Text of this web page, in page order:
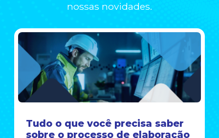
nossas novidades.
Tudo o que você precisa saber
sobre o processo de elaboração